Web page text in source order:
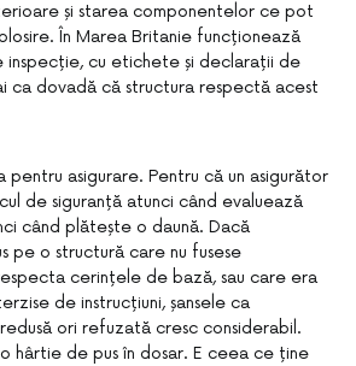
și starea componentelor ce pot
În Marea Britanie funcționează
inspecție, cu etichete și declarații de
ca dovadă că structura respectă acest
asigurare. Pentru că un asigurător
de siguranță atunci când evaluează
când plătește o daună. Dacă
pe o structură care nu fusese
cerințele de bază, sau care era
de instrucțiuni, șansele ca
ori refuzată cresc considerabil.
hârtie de pus în dosar. E ceea ce ține